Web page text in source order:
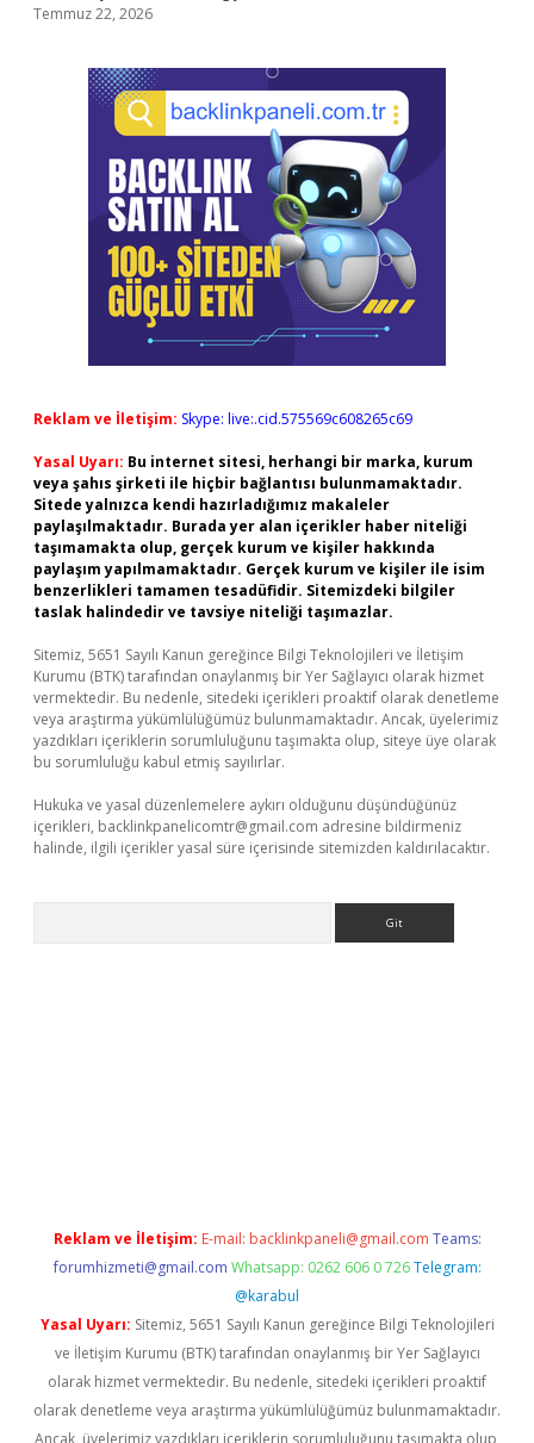
Temmuz 22, 2026
Reklam ve İletişim: Skype: live:.cid.575569c608265c69
Yasal Uyarı: Bu internet sitesi, herhangi bir marka, kurum
veya şahıs şirketi ile hiçbir bağlantısı bulunmamaktadır.
Sitede yalnızca kendi hazırladığımız makaleler
paylaşılmaktadır. Burada yer alan içerikler haber niteliği
taşımamakta olup, gerçek kurum ve kişiler hakkında
paylaşım yapılmamaktadır. Gerçek kurum ve kişiler ile isim
benzerlikleri tamamen tesadüfidir. Sitemizdeki bilgiler
taslak halindedir ve tavsiye niteliği taşımazlar.
Sitemiz, 5651 Sayılı Kanun gereğince Bilgi Teknolojileri ve İletişim
Kurumu (BTK) tarafından onaylanmış bir Yer Sağlayıcı olarak hizmet
vermektedir. Bu nedenle, sitedeki içerikleri proaktif olarak denetleme
veya araştırma yükümlülüğümüz bulunmamaktadır. Ancak, üyelerimiz
yazdıkları içeriklerin sorumluluğunu taşımakta olup, siteye üye olarak
bu sorumluluğu kabul etmiş sayılırlar.
Hukuka ve yasal düzenlemelere aykırı olduğunu düşündüğünüz
içerikleri, backlinkpanelicomtr@gmail.com adresine bildirmeniz
halinde, ilgili içerikler yasal süre içerisinde sitemizden kaldırılacaktır.
Reklam ve İletişim: E-mail: backlinkpaneli@gmail.com Teams:
forumhizmeti@gmail.com Whatsapp: 0262 606 0 726 Telegram:
@karabul
Yasal Uyarı: Sitemiz, 5651 Sayılı Kanun gereğince Bilgi Teknolojileri
ve İletişim Kurumu (BTK) tarafından onaylanmış bir Yer Sağlayıcı
olarak hizmet vermektedir. Bu nedenle, sitedeki içerikleri proaktif
olarak denetleme veya araştırma yükümlülüğümüz bulunmamaktadır.
Ancak, üyelerimiz yazdıkları içeriklerin sorumluluğunu taşımakta olup,